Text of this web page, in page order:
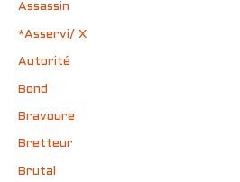
Assassin
*Asservi/ X
Autorité
Bond
Bravoure
Bretteur
Brutal